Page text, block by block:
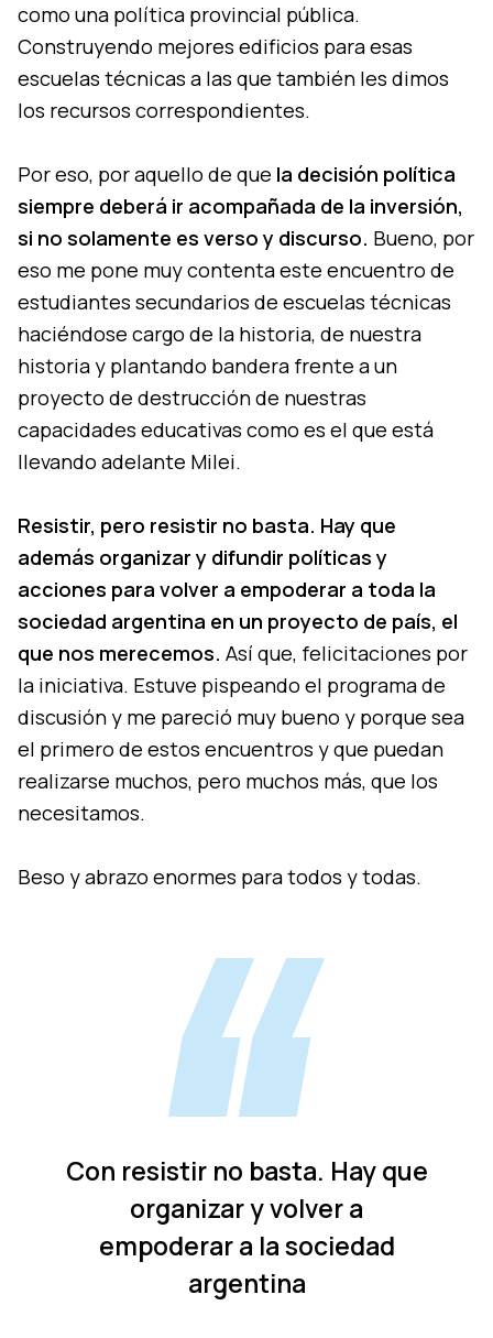
como una política provincial pública.
Construyendo mejores edificios para esas
escuelas técnicas a las que también les dimos
los recursos correspondientes.
Por eso, por aquello de que la decisión política
siempre deberá ir acompañada de la inversión,
si no solamente es verso y discurso. Bueno, por
eso me pone muy contenta este encuentro de
estudiantes secundarios de escuelas técnicas
haciéndose cargo de la historia, de nuestra
historia y plantando bandera frente a un
proyecto de destrucción de nuestras
capacidades educativas como es el que está
llevando adelante Milei.
Resistir, pero resistir no basta. Hay que
además organizar y difundir políticas y
acciones para volver a empoderar a toda la
sociedad argentina en un proyecto de país, el
que nos merecemos. Así que, felicitaciones por
la iniciativa. Estuve pispeando el programa de
discusión y me pareció muy bueno y porque sea
el primero de estos encuentros y que puedan
realizarse muchos, pero muchos más, que los
necesitamos.
Beso y abrazo enormes para todos y todas.
Con resistir no basta. Hay que
organizar y volver a
empoderar a la sociedad
argentina